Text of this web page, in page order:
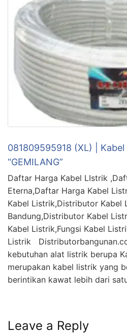
081809595918 (XL) |
“GEMILANG”
Daftar Harga Kabel LIstrik
Eterna,Daftar Harga Kabel
Kabel Listrik,Distributor Kabel
Bandung,Distributor Kabel
Kabel Listrik,Fungsi Kabel
Listrik
kebutuhan alat listrik berupa
merupakan kabel listrik yang
berintikan kawat lebih dari
Leave a Reply